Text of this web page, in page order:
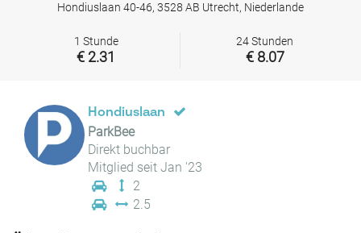
Hondiuslaan 40-46, 3528 AB Utrecht, Niederlande
1 Stunde
€ 2.31
24 Stunden
€ 8.07
Hondiuslaan
ParkBee
Direkt buchbar
Mitglied seit Jan '23
2
2.5